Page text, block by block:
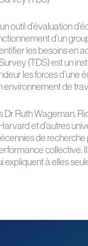
outil d’évaluation
d’un
les besoins en
(TDS) est un
les forces d’une
environnement de
Dr Ruth Wageman,
et d’autres
de
collective.
à elles